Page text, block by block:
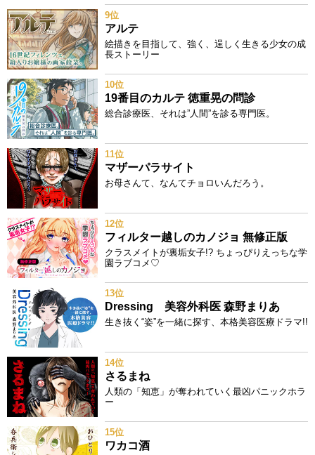
9位
アルテ
絵描きを目指して、強く、逞しく生きる少女の成
長ストーリー
10位
19番目のカルテ 徳重晃の問診
総合診療医、それは”人間”を診る専門医。
11位
マザーパラサイト
お母さんて、なんてチョロいんだろう。
12位
フィルター越しのカノジョ 無修正版
クラスメイトが裏垢女子!? ちょっぴりえっちな学
園ラブコメ♡
13位
Dressing 美容外科医 森野まりあ
生き抜く“姿”を一緒に探す、本格美容医療ドラマ!!
14位
さるまね
人類の「知恵」が奪われていく最凶パニックホラ
ー
15位
ワカコ酒